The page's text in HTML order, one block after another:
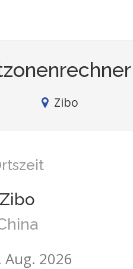
Zibo
Zibo
Aug. 2026